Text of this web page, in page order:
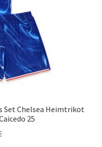
gewählt
werden
Chelsea Heimtrikot
25